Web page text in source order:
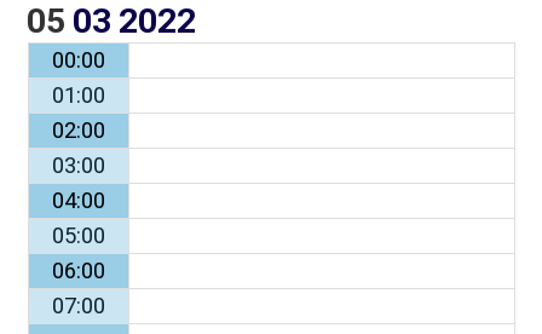
05 03 2022
00:00
01:00
02:00
03:00
04:00
05:00
06:00
07:00